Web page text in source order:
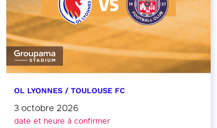
OL LYONNES / TOULOUSE FC
3 octobre 2026
date et heure à confirmer